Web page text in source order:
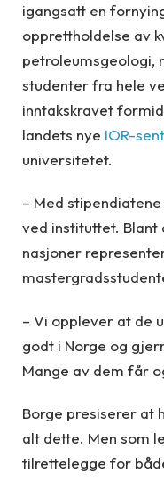
igangsatt en
opprettholdelse av
petroleumsgeologi,
studenter fra hele
inntakskravet
landets nye IOR-
universitetet.
– Med
ved instituttet. Blant
nasjoner
– Vi opplever at de
godt i Norge og
Mange av dem får
Borge presiserer at
alt dette. Men som
tilrettelegge for